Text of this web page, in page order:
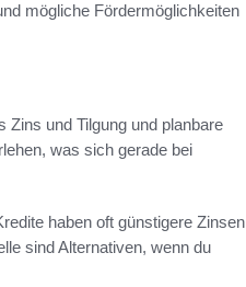
mögliche Fördermöglichkeiten
Zins und Tilgung und planbare
was sich gerade bei
haben oft günstigere Zinsen
sind Alternativen, wenn du